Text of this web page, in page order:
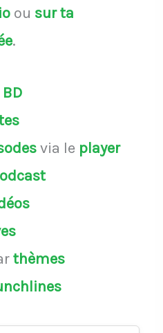
ou sur ta
.
via le player
thèmes